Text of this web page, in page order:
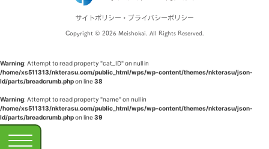
サイトポリシー・プライバシーポリシー
Copyright © 2026 Meishokai. All Rights Reserved.
Warning: Attempt to read property "cat_ID" on null in
/home/xs511313/nkterasu.com/public_html/wps/wp-content/themes/nkterasu/json-
ld/parts/breadcrumb.phpon line38
Warning: Attempt to read property "name" on null in
/home/xs511313/nkterasu.com/public_html/wps/wp-content/themes/nkterasu/json-
ld/parts/breadcrumb.phpon line39